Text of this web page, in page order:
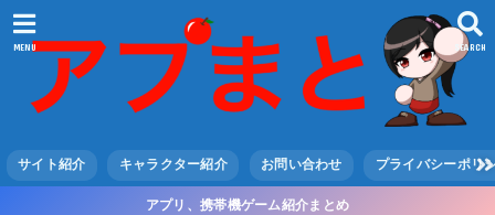
SEARCH
MENU
サイト紹介 キャラクター紹介 お問い合わせ プライバシーポリ
アプリ、携帯機ゲーム紹介まとめ